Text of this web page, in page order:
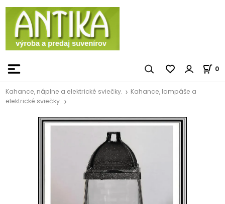
0
Kahance, náplne a elektrické sviečky.
Kahance, lampáše a
elektrické sviečky.